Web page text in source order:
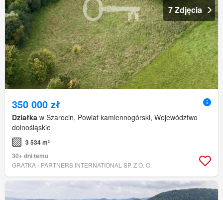
7 Zdjęcia
350 000 zł
Działka w Szarocin, Powiat kamiennogórski, Województwo
dolnośląskie
3 534 m²
30+ dni temu
GRATKA - PARTNERS INTERNATIONAL SP. Z O. O.